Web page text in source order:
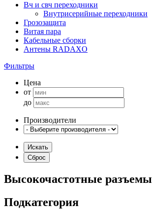
Вч и свч переходники
Внутрисерийные переходники
Грозозащита
Витая пара
Кабельные сборки
Антены RADAXO
Фильтры
Цена
от
до
Производители
Высокочастотные разъемы
Подкатегория